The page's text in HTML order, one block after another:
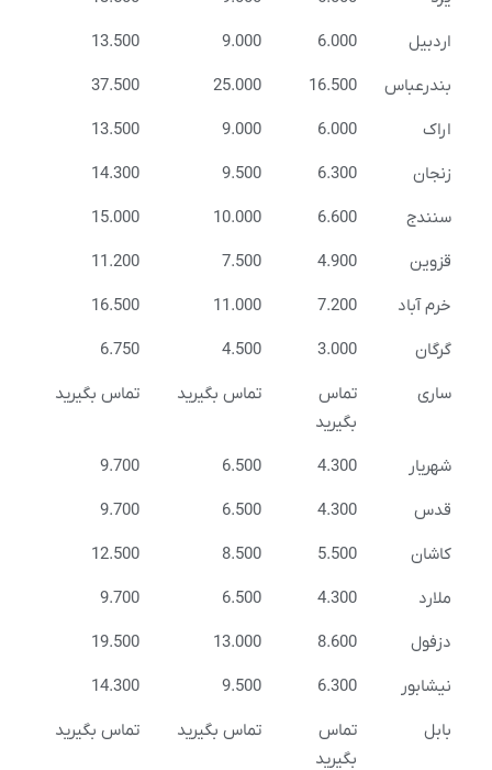
اردبیل
6.000
9.000
13.500
بندرعباس
16.500
25.000
37.500
اراک
6.000
9.000
13.500
زنجان
6.300
9.500
14.300
سنندج
6.600
10.000
15.000
قزوین
4.900
7.500
11.200
خرم آباد
7.200
11.000
16.500
گرگان
3.000
4.500
6.750
ساری
تماس
بگیرید
تماس بگیرید تماس بگیرید
شهریار 4.300
6.500
9.700
قدس
4.300
6.500
9.700
کاشان
5.500
8.500
12.500
ملارد
4.300
6.500
9.700
دزفول
8.600
13.000
19.500
نیشابور
6.300
9.500
14.300
بابل
تماس
بگیرید
تماس بگیرید تماس بگیرید